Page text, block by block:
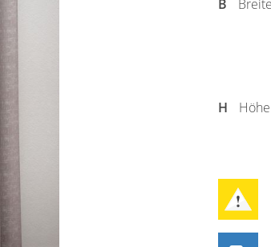
B Breite
H Höhe